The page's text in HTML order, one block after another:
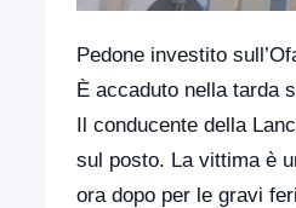
Pedone investito
È accaduto nella tarda
Il conducente della
sul posto. La vittima è
ora dopo per le gravi